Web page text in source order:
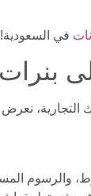
في السعودية!
التجارية،
والرسوم